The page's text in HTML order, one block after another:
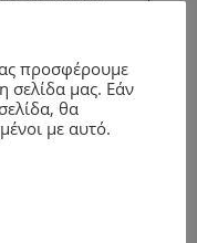
προσφέρουμε
σελίδα μας. Εάν
θα
με αυτό.